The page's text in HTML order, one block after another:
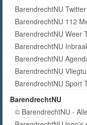
BarendrechtNU Twitter
BarendrechtNU 112
BarendrechtNU Weer
BarendrechtNU
BarendrechtNU
BarendrechtNU
BarendrechtNU Sport
BarendrechtNU
© BarendrechtNU -